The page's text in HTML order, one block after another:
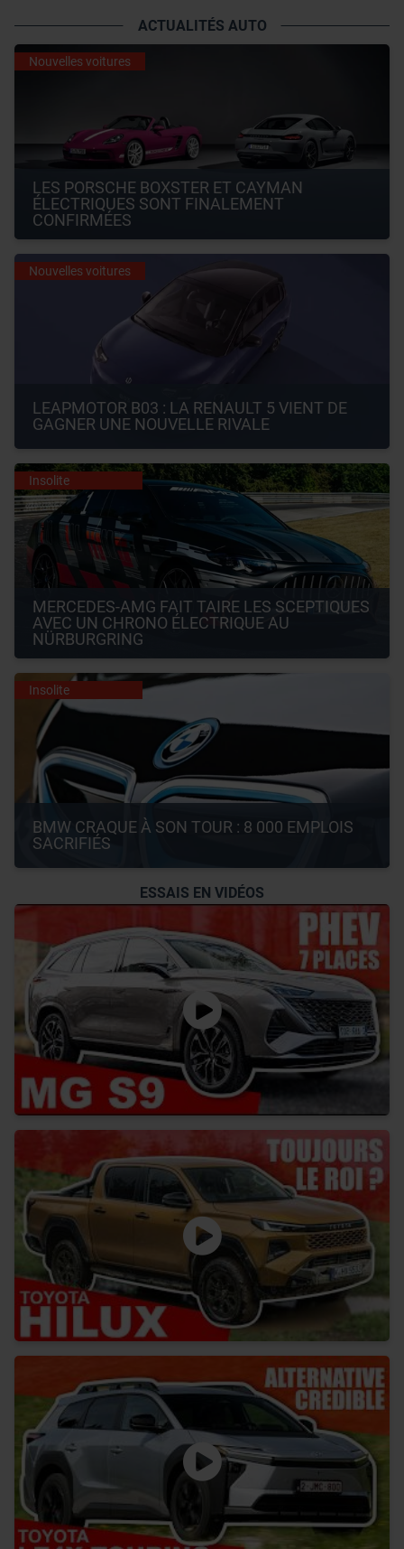
ACTUALITÉS AUTO
Nouvelles voitures
LES PORSCHE BOXSTER ET CAYMAN
ÉLECTRIQUES SONT FINALEMENT
CONFIRMÉES
Nouvelles voitures
LEAPMOTOR B03 : LA RENAULT 5 VIENT DE
GAGNER UNE NOUVELLE RIVALE
Insolite
MERCEDES-AMG FAIT TAIRE LES SCEPTIQUES
AVEC UN CHRONO ÉLECTRIQUE AU
NÜRBURGRING
Insolite
BMW CRAQUE À SON TOUR : 8 000 EMPLOIS
SACRIFIÉS
ESSAIS EN VIDÉOS